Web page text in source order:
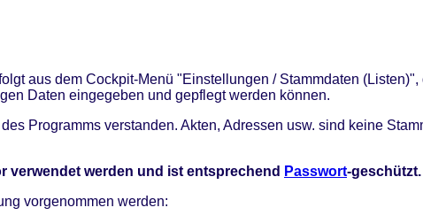
aus dem Cockpit-Menü "Einstellungen / Stammdaten (Listen)",
Daten eingegeben und gepflegt werden können.
Programms verstanden. Akten, Adressen usw. sind keine
verwendet werden und ist entsprechend Passwort-geschützt.
vorgenommen werden: